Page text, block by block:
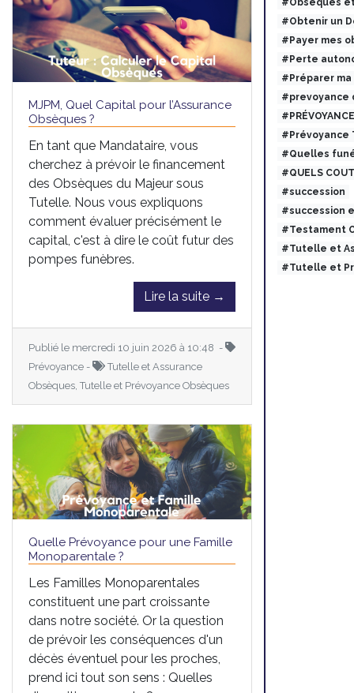
MJPM, Quel Capital pour l’Assurance
Obsèques ?
En tant que Mandataire, vous
cherchez à prévoir le financement
des Obsèques du Majeur sous
Tutelle. Nous vous expliquons
comment évaluer précisément le
capital, c'est à dire le coût futur des
pompes funèbres.
Lire la suite →
Publié le mercredi 10 juin 2026 à 10:48 -
Prévoyance -
Tutelle et Assurance
Obsèques, Tutelle et Prévoyance Obsèques
Quelle Prévoyance pour une Famille
Monoparentale ?
Les Familles Monoparentales
constituent une part croissante
dans notre société. Or la question
de prévoir les conséquences d'un
décès éventuel pour les proches,
prend ici tout son sens : Quelles
#Obsèques
#Obtenir un
#Payer mes
#Perte
#Préparer ma
#prevoyance
#Prévoyance
#Quelles
#QUELS
#succession
#succession
#Testament
#Tutelle et
#Tutelle et